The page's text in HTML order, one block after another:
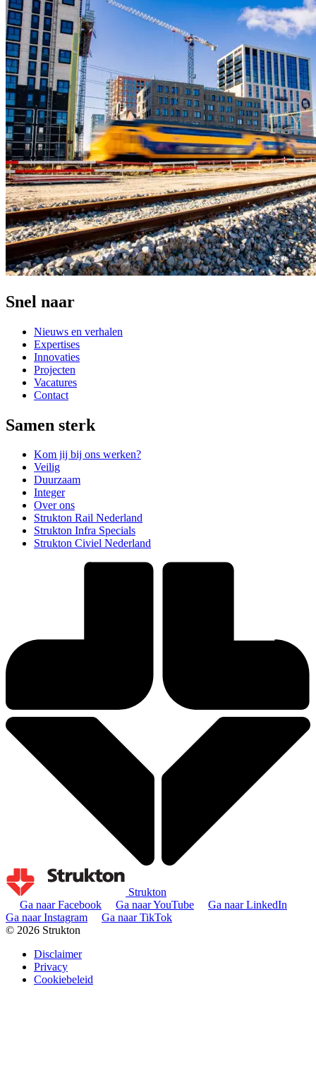
Snel naar
Nieuws en verhalen
Expertises
Innovaties
Projecten
Vacatures
Contact
Samen sterk
Kom jij bij ons werken?
Veilig
Duurzaam
Integer
Over ons
Strukton Rail Nederland
Strukton Infra Specials
Strukton Civiel Nederland
Strukton
Ga naar Facebook
Ga naar YouTube
Ga naar LinkedIn
Ga naar Instagram
Ga naar TikTok
© 2026 Strukton
Disclaimer
Privacy
Cookiebeleid